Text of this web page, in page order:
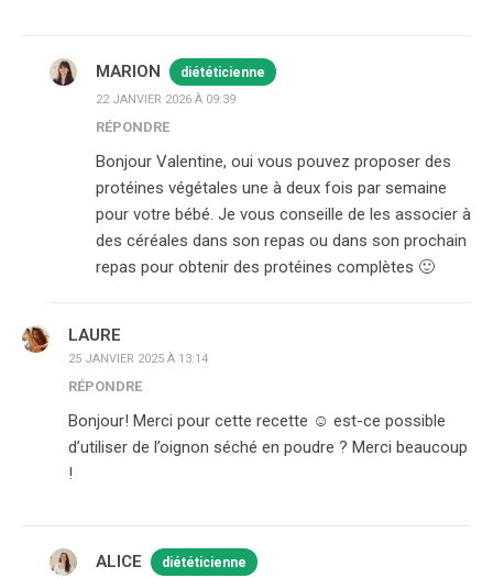
MARION diététicienne
22 JANVIER 2026 À 09:39
RÉPONDRE
Bonjour Valentine, oui vous pouvez proposer des
protéines végétales une à deux fois par semaine
pour votre bébé. Je vous conseille de les associer à
des céréales dans son repas ou dans son prochain
repas pour obtenir des protéines complètes 🙂
LAURE
25 JANVIER 2025 À 13:14
RÉPONDRE
Bonjour! Merci pour cette recette ☺️ est-ce possible
d’utiliser de l’oignon séché en poudre ? Merci beaucoup
!
ALICE diététicienne